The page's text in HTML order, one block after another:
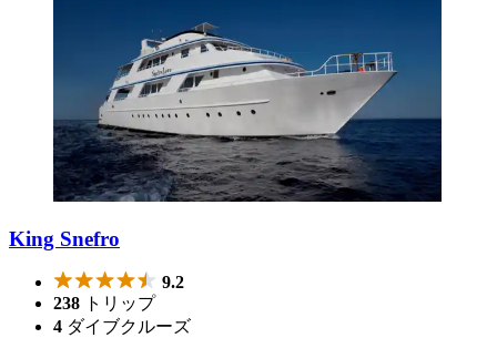
King Snefro
9.2
238 トリップ
4 ダイブクルーズ